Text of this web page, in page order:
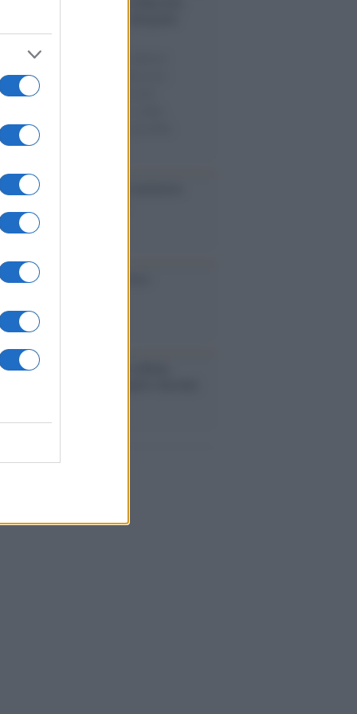
stesso giorno perdiamo due pilastri
democratico ed antifascista:
Guccini e Stefano Marcelli.
dal rifiuto di qualunque possibile
/L'8 agosto, quando la memoria
/Le radici di Francesco
/"Timeless", il nuovo album
di Prince racconta quattro decenni